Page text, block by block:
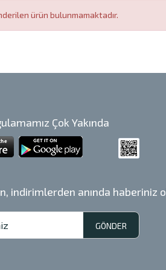
ürün bulunmamaktadır.
Çok Yakında
indirimlerden anında haberiniz
GÖNDER